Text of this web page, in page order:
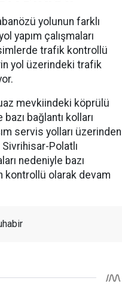
yolunun farklı
yapım çalışmaları
trafik kontrollü
yol üzerindeki trafik
mevkiindeki köprülü
bağlantı kolları
servis yolları üzerinden
Polatlı
nedeniyle bazı
kontrollü olarak devam